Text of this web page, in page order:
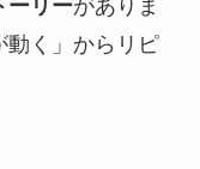
ーリーがありま
動く」からリピ